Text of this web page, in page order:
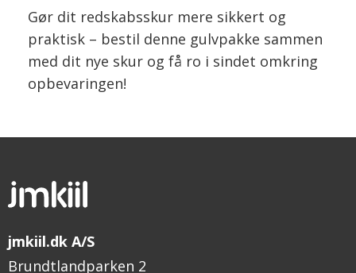
Gør dit redskabsskur mere sikkert og
praktisk – bestil denne gulvpakke sammen
med dit nye skur og få ro i sindet omkring
opbevaringen!
jmkiil.dk A/S
Brundtlandparken 2